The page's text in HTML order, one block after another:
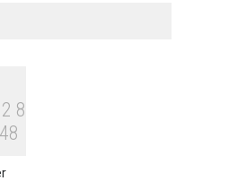
বৈশ্বিক প্রতিযোগিতা সক্ষমতা বাড়াতে
পোশাক শিল্পে নতুন উদ্যোগ
2 8
48